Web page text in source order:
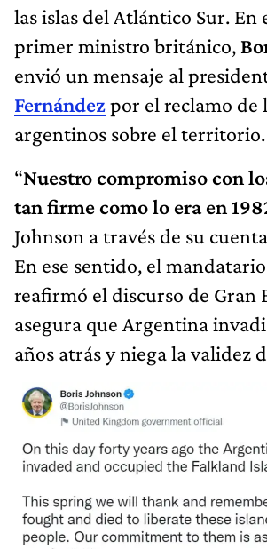
las islas del Atlántico Sur. En
primer ministro británico,
envió un mensaje al
Fernándezpor el reclamo de
argentinos sobre el territorio.
“Nuestro compromiso con
tan firme como lo era en
Johnson a través de su
En ese sentido, el
reafirmó el discurso de Gran
asegura que Argentina
años atrás y niega la validez